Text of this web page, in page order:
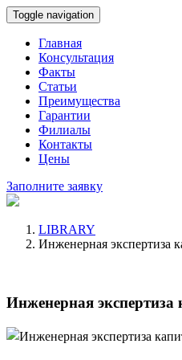
Toggle navigation
Главная
Консультация
Факты
Статьи
Преимущества
Гарантии
Филиалы
Контакты
Цены
Заполните заявку
LIBRARY
Инженерная экспертиза
Инженерная